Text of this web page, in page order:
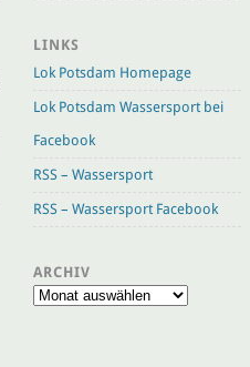
LINKS
Lok Potsdam Homepage
Lok Potsdam Wassersport bei
Facebook
RSS – Wassersport
RSS – Wassersport Facebook
ARCHIV
Archiv